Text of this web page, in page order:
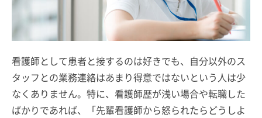
看護師として患者と接するのは好きでも、自分以外のス
タッフとの業務連絡はあまり得意ではないという人は少
なくありません。特に、看護師歴が浅い場合や転職した
ばかりであれば、「先輩看護師から怒られたらどうしよ